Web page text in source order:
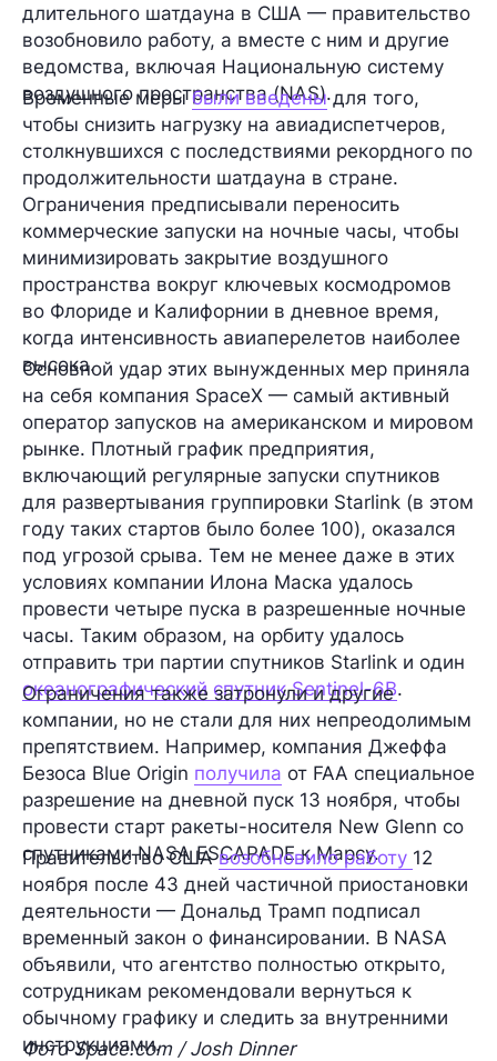
длительного шатдауна в США — правительство
возобновило работу, а вместе с ним и другие
ведомства, включая Национальную систему
воздушного пространства (NAS).
Временные мерыбыли введеныдля того,
чтобы снизить нагрузку на авиадиспетчеров,
столкнувшихся с последствиями рекордного по
продолжительности шатдауна в стране.
Ограничения предписывали переносить
коммерческие запуски на ночные часы, чтобы
минимизировать закрытие воздушного
пространства вокруг ключевых космодромов
во Флориде и Калифорнии в дневное время,
когда интенсивность авиаперелетов наиболее
высока.
Основной удар этих вынужденных мер приняла
на себя компания SpaceX — самый активный
оператор запусков на американском и мировом
рынке. Плотный график предприятия,
включающий регулярные запуски спутников
для развертывания группировки Starlink (в этом
году таких стартов было более 100), оказался
под угрозой срыва. Тем не менее даже в этих
условиях компании Илона Маска удалось
провести четыре пуска в разрешенные ночные
часы. Таким образом, на орбиту удалось
отправить три партии спутников Starlink и один
океанографический спутник Sentinel-6B.
Ограничения также затронули и другие
компании, но не стали для них непреодолимым
препятствием. Например, компания Джеффа
Безоса Blue Origin получила от FAA специальное
разрешение на дневной пуск 13 ноября, чтобы
провести старт ракеты-носителя New Glenn со
спутниками NASA ESCAPADE к Марсу.
Правительство СШАвозобновило работу 12
ноября после 43 дней частичной приостановки
деятельности — Дональд Трамп подписал
временный закон о финансировании. В NASA
объявили, что агентство полностью открыто,
сотрудникам рекомендовали вернуться к
обычному графику и следить за внутренними
инструкциями.
Фото Space.com / Josh Dinner